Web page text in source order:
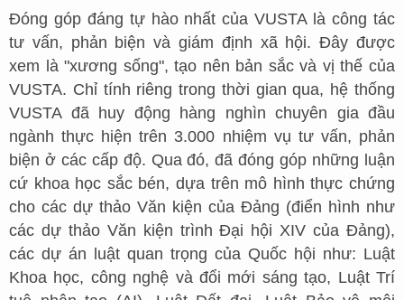
Đóng góp đáng tự hào nhất của VUSTA là công tác
tư vấn, phản biện và giám định xã hội. Đây được
xem là "xương sống", tạo nên bản sắc và vị thế của
VUSTA. Chỉ tính riêng trong thời gian qua, hệ thống
VUSTA đã huy động hàng nghìn chuyên gia đầu
ngành thực hiện trên 3.000 nhiệm vụ tư vấn, phản
biện ở các cấp độ. Qua đó, đã đóng góp những luận
cứ khoa học sắc bén, dựa trên mô hình thực chứng
cho các dự thảo Văn kiện của Đảng (điển hình như
các dự thảo Văn kiện trình Đại hội XIV của Đảng),
các dự án luật quan trọng của Quốc hội như: Luật
Khoa học, công nghệ và đổi mới sáng tạo, Luật Trí